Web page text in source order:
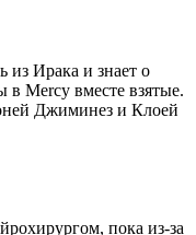
из Ирака и знает о
Mercy вместе взятые.
Джиминез и Клоей
пока из-за